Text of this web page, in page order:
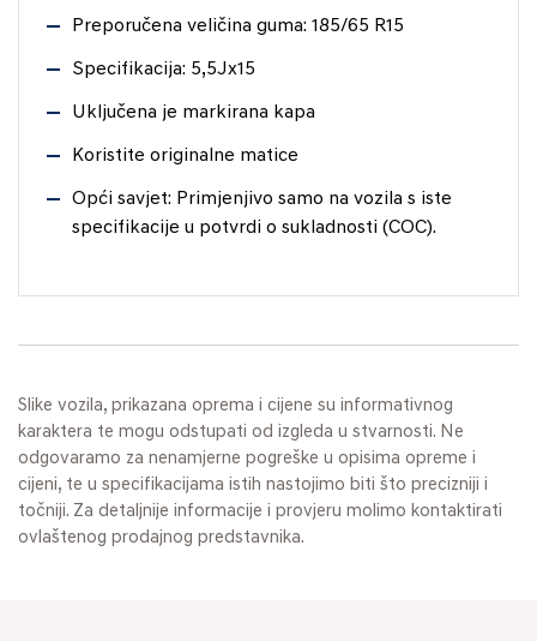
Preporučena veličina guma: 185/65 R15
Specifikacija: 5,5Jx15
Uključena je markirana kapa
Koristite originalne matice
Opći savjet: Primjenjivo samo na vozila s iste
specifikacije u potvrdi o sukladnosti (COC).
Slike vozila, prikazana oprema i cijene su informativnog
karaktera te mogu odstupati od izgleda u stvarnosti. Ne
odgovaramo za nenamjerne pogreške u opisima opreme i
cijeni, te u specifikacijama istih nastojimo biti što precizniji i
točniji. Za detaljnije informacije i provjeru molimo kontaktirati
ovlaštenog prodajnog predstavnika.